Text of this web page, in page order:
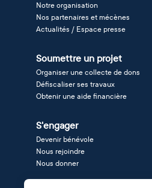
Notre organisation
Nos partenaires et mécènes
Actualités / Espace presse
Soumettre un projet
Organiser une collecte de dons
Défiscaliser ses travaux
Obtenir une aide financière
S'engager
Devenir bénévole
Nous rejoindre
Nous donner